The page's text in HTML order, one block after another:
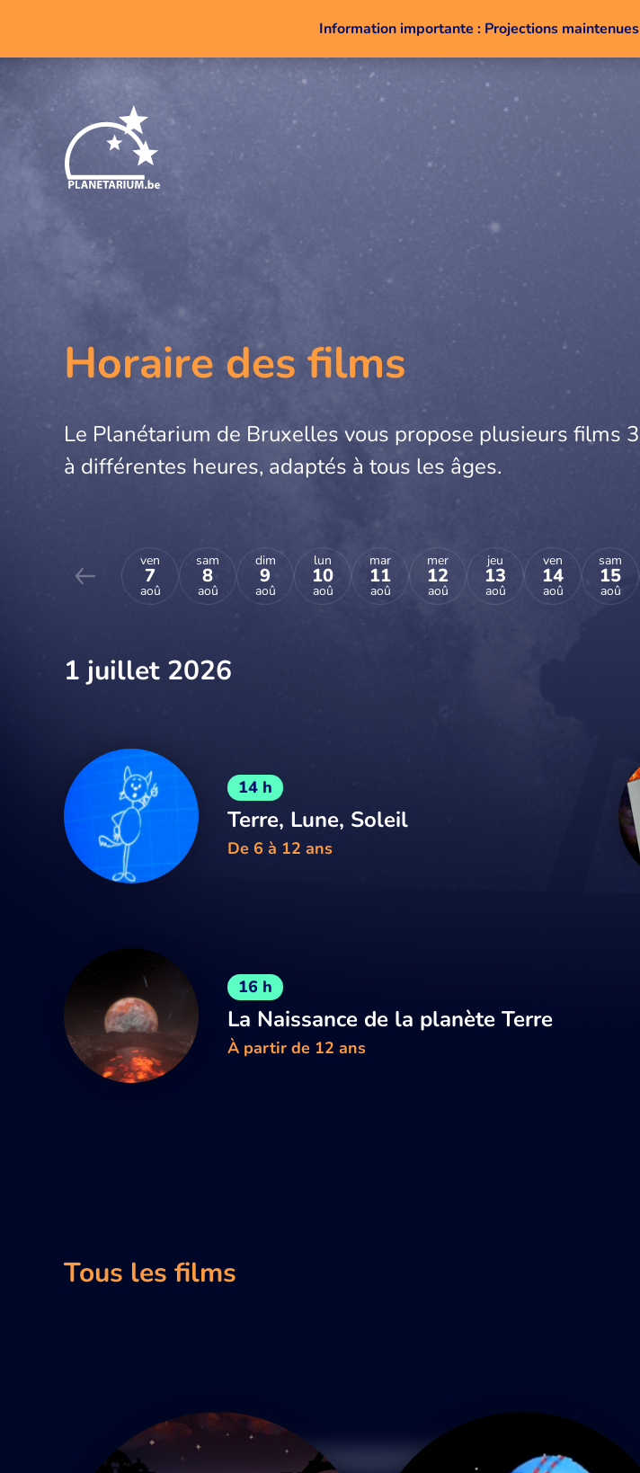
Information importante : Projections
Horaire des films
Le Planétarium de Bruxelles vous propose plusieurs films
à différentes heures, adaptés à tous les âges.
ven
7
aoû
sam
8
aoû
dim
9
aoû
lun
10
aoû
mar
11
aoû
mer
12
aoû
jeu
13
aoû
ven
14
aoû
sam
15
aoû
1 juillet 2026
14 h
Terre, Lune, Soleil
De 6 à 12 ans
16 h
La Naissance de la planète Terre
À partir de 12 ans
Tous les films